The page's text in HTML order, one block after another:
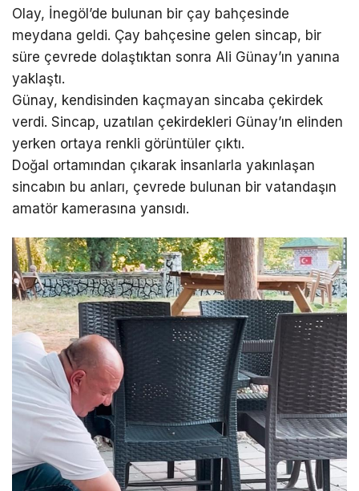
Olay, İnegöl’de bulunan bir çay bahçesinde
meydana geldi. Çay bahçesine gelen sincap, bir
süre çevrede dolaştıktan sonra Ali Günay’ın yanına
yaklaştı.
Günay, kendisinden kaçmayan sincaba çekirdek
verdi. Sincap, uzatılan çekirdekleri Günay’ın elinden
yerken ortaya renkli görüntüler çıktı.
Doğal ortamından çıkarak insanlarla yakınlaşan
sincabın bu anları, çevrede bulunan bir vatandaşın
amatör kamerasına yansıdı.